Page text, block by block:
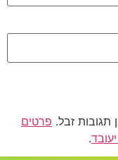
פרטים
.